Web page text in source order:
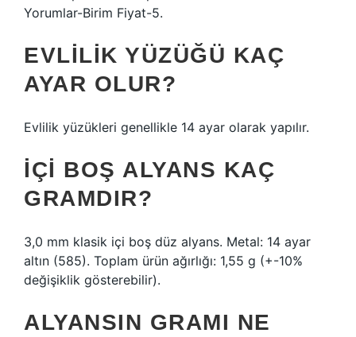
Yorumlar-Birim Fiyat-5.
EVLILIK YÜZÜĞÜ KAÇ
AYAR OLUR?
Evlilik yüzükleri genellikle 14 ayar olarak yapılır.
İÇI BOŞ ALYANS KAÇ
GRAMDIR?
3,0 mm klasik içi boş düz alyans. Metal: 14 ayar
altın (585). Toplam ürün ağırlığı: 1,55 g (+-10%
değişiklik gösterebilir).
ALYANSIN GRAMI NE